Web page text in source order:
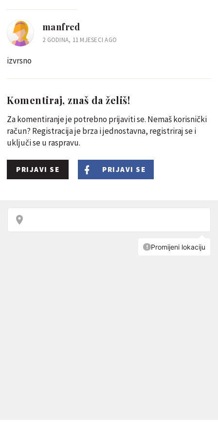
manfred
2 GODINA, 11 MJESECI AGO
izvrsno
Komentiraj, znaš da želiš!
Za komentiranje je potrebno prijaviti se. Nemaš korisnički
račun? Registracija je brza i jednostavna, registriraj se i
uključi se u raspravu.
PRIJAVI SE PRIJAVI SE